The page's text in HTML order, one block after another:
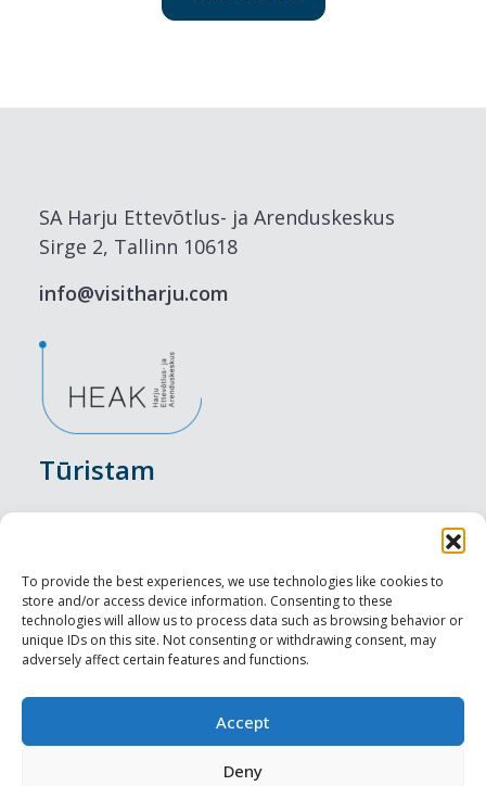
To provide the best experiences, we use technologies like cookies to
store and/or access device information. Consenting to these
technologies will allow us to process data such as browsing behavior or
unique IDs on this site. Not consenting or withdrawing consent, may
adversely affect certain features and functions.
Accept
Deny
SA Harju Ettevõtlus- ja Arenduskeskus
Sirge 2, Tallinn 10618
info@visitharju.com
Tūristam
Nakšņošana
Vietas maltītei
Apskates objekti
Profesionāliem